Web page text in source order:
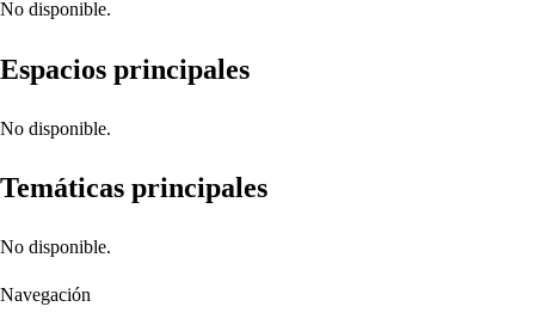
No disponible.
Espacios principales
No disponible.
Temáticas principales
No disponible.
Navegación